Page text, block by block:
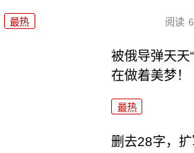
最热 阅读
被俄导弹天天
在做着美梦！
最热
删去28字，